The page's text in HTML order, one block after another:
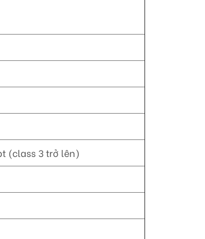
(class 3 trở lên)